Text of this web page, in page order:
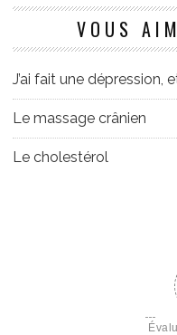
VOUS
J’ai fait une dépression,
Le massage crânien
Le cholestérol